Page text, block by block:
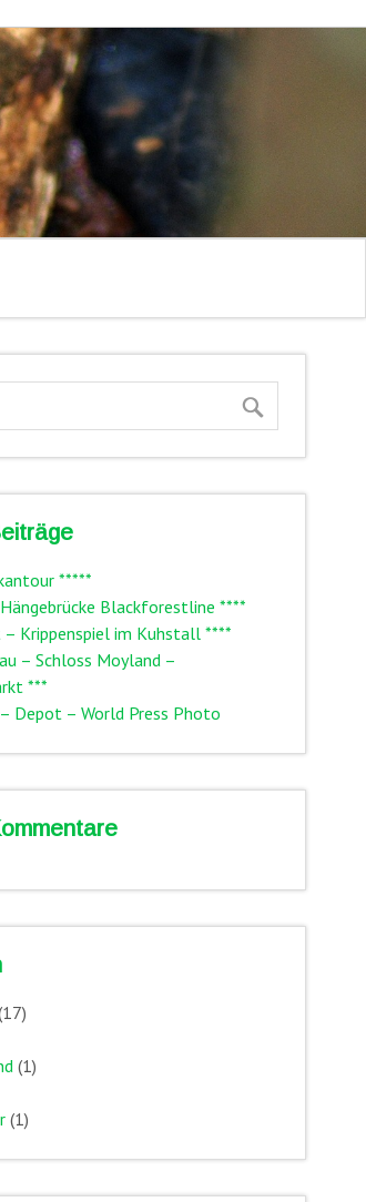
*****
Blackforestline ****
Krippenspiel im Kuhstall ****
– Schloss Moyland –
***
Depot – World Press Photo
(1)
(1)